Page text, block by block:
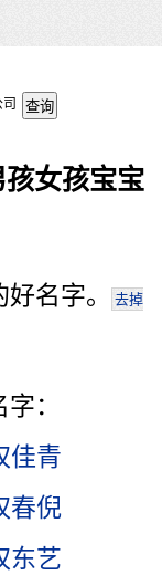
女孩宝宝
好名字。 去掉
：
佳青
春倪
东艺